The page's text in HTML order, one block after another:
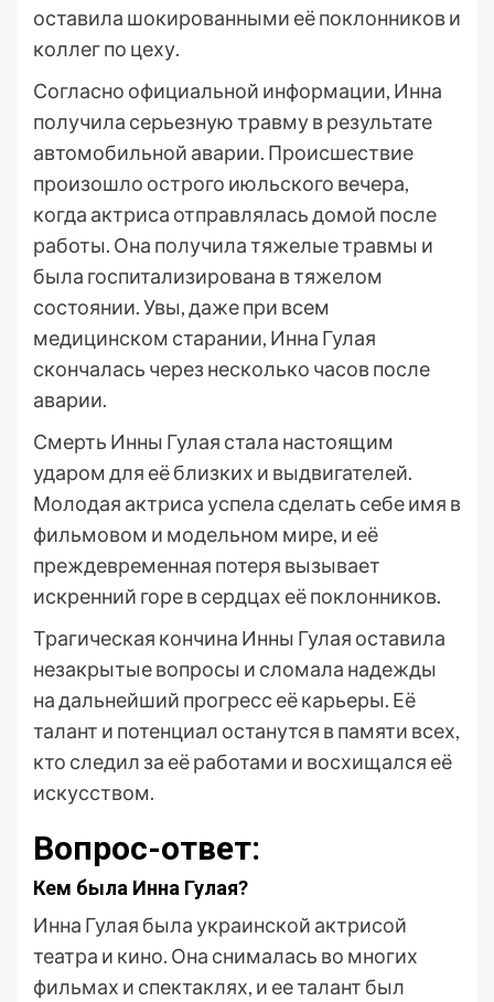
оставила шокированными её поклонников и
коллег по цеху.
Согласно официальной информации, Инна
получила серьезную травму в результате
автомобильной аварии. Происшествие
произошло острого июльского вечера,
когда актриса отправлялась домой после
работы. Она получила тяжелые травмы и
была госпитализирована в тяжелом
состоянии. Увы, даже при всем
медицинском старании, Инна Гулая
скончалась через несколько часов после
аварии.
Смерть Инны Гулая стала настоящим
ударом для её близких и выдвигателей.
Молодая актриса успела сделать себе имя в
фильмовом и модельном мире, и её
преждевременная потеря вызывает
искренний горе в сердцах её поклонников.
Трагическая кончина Инны Гулая оставила
незакрытые вопросы и сломала надежды
на дальнейший прогресс её карьеры. Её
талант и потенциал останутся в памяти всех,
кто следил за её работами и восхищался её
искусством.
Вопрос-ответ:
Кем была Инна Гулая?
Инна Гулая была украинской актрисой
театра и кино. Она снималась во многих
фильмах и спектаклях, и ее талант был